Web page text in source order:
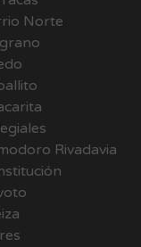
Norte
Rivadavia